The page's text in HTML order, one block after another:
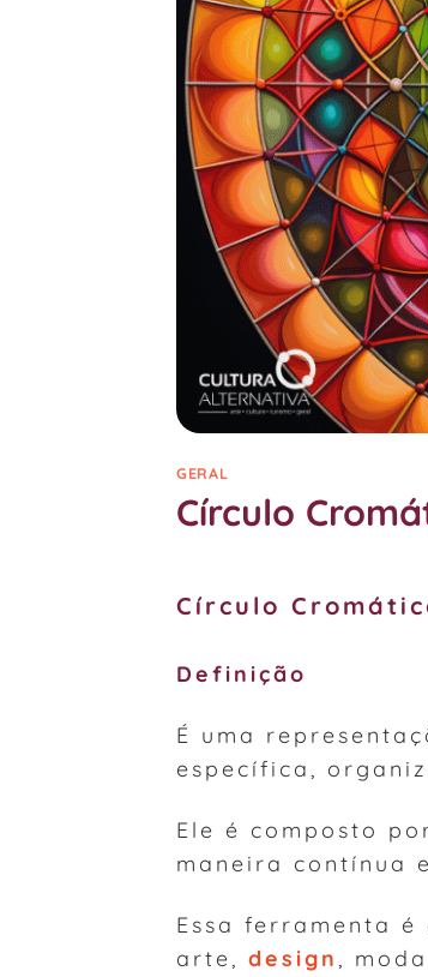
GERAL
Círculo
Círculo
Definição
É uma
específica,
Ele é composto
maneira contínua
Essa ferramenta
arte, design,